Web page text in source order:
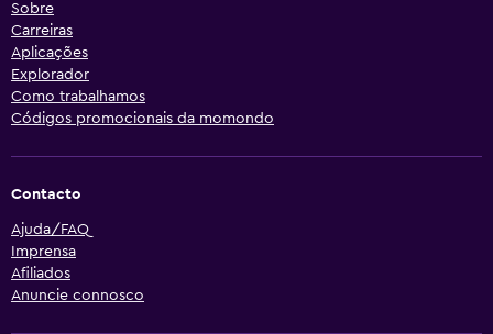
Sobre
Carreiras
Aplicações
Explorador
Como trabalhamos
Códigos promocionais da momondo
Contacto
Ajuda/FAQ
Imprensa
Afiliados
Anuncie connosco